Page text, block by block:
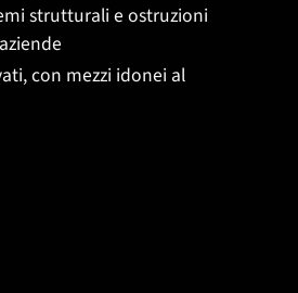
strutturali e ostruzioni
con mezzi idonei al